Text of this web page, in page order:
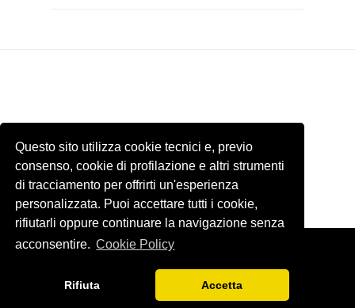
Questo sito utilizza cookie tecnici e, previo
consenso, cookie di profilazione e altri strumenti
di tracciamento per offrirti un'esperienza
personalizzata. Puoi accettare tutti i cookie,
rifiutarli oppure continuare la navigazione senza
acconsentire. Cookie Policy
Rifiuta Accetta
Template byThemeXpose. Tutti le immagini presenti di questo sito
internet appartengono ai rispettivi proprietari. Email
blogfrivolopergenteseria@gmail.com